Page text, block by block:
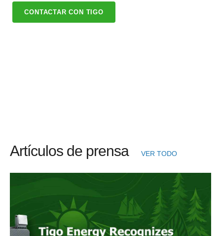
CONTACTAR CON TIGO
Artículos de prensa VER TODO